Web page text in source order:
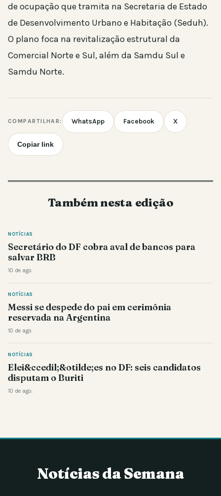
de ocupação que tramita na Secretaria de Estado
de Desenvolvimento Urbano e Habitação (Seduh).
O plano foca na revitalização estrutural da
Comercial Norte e Sul, além da Samdu Sul e
Samdu Norte.
COMPARTILHAR: WhatsApp Facebook X
Copiar link
Também nesta edição
NOTÍCIAS
Secretário do DF cobra aval de bancos para
salvar BRB
10 de ago.
NOTÍCIAS
Messi se despede do pai em cerimônia
reservada na Argentina
10 de ago.
NOTÍCIAS
Elei&ccedil;&otilde;es no DF: seis candidatos
disputam o Buriti
10 de ago.
Notícias da Semana